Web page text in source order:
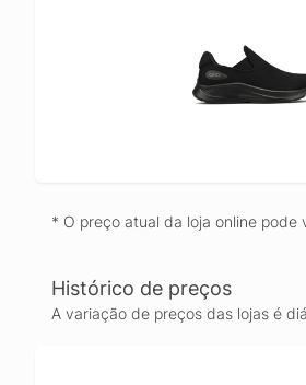
* O preço atual da loja online
Histórico de preços
A variação de preços das lojas é